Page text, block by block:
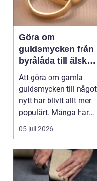
Göra om
guldsmycken från
byrålåda till älskad
favorit
Att göra om gamla
guldsmycken till något
nytt har blivit allt mer
populärt. Många har
ärvda ringar, ...
05 juli 2026